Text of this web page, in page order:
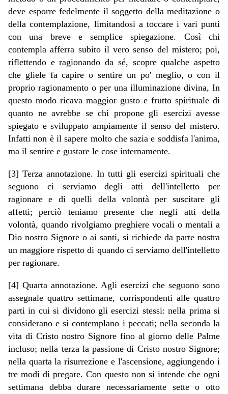
deve esporre fedelmente il soggetto della meditazione o
della contemplazione, limitandosi a toccare i vari punti
con una breve e semplice spiegazione. Così chi
contempla afferra subito il vero senso del mistero; poi,
riflettendo e ragionando da sé, scopre qualche aspetto
che gliele fa capire o sentire un po' meglio, o con il
proprio ragionamento o per una illuminazione divina, In
questo modo ricava maggior gusto e frutto spirituale di
quanto ne avrebbe se chi propone gli esercizi avesse
spiegato e sviluppato ampiamente il senso del mistero.
Infatti non è il sapere molto che sazia e soddisfa l'anima,
ma il sentire e gustare le cose internamente.
[3] Terza annotazione. In tutti gli esercizi spirituali che
seguono ci serviamo degli atti dell'intelletto per
ragionare e di quelli della volontà per suscitare gli
affetti; perciò teniamo presente che negli atti della
volontà, quando rivolgiamo preghiere vocali o mentali a
Dio nostro Signore o ai santi, si richiede da parte nostra
un maggiore rispetto di quando ci serviamo dell'intelletto
per ragionare.
[4] Quarta annotazione. Agli esercizi che seguono sono
assegnale quattro settimane, corrispondenti alle quattro
parti in cui si dividono gli esercizi stessi: nella prima si
considerano e si contemplano i peccati; nella seconda la
vita di Cristo nostro Signore fino al giorno delle Palme
incluso; nella terza la passione di Cristo nostro Signore;
nella quarta la risurrezione e l'ascensione, aggiungendo i
tre modi di pregare. Con questo non si intende che ogni
settimana debba durare necessariamente sette o otto